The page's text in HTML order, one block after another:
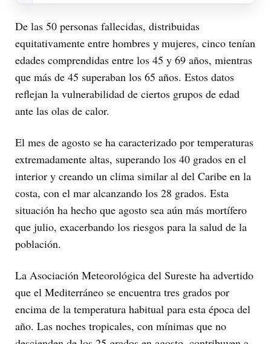
De las 50 personas fallecidas, distribuidas
equitativamente entre hombres y mujeres, cinco tenían
edades comprendidas entre los 45 y 69 años, mientras
que más de 45 superaban los 65 años. Estos datos
reflejan la vulnerabilidad de ciertos grupos de edad
ante las olas de calor.
El mes de agosto se ha caracterizado por temperaturas
extremadamente altas, superando los 40 grados en el
interior y creando un clima similar al del Caribe en la
costa, con el mar alcanzando los 28 grados. Esta
situación ha hecho que agosto sea aún más mortífero
que julio, exacerbando los riesgos para la salud de la
población.
La Asociación Meteorológica del Sureste ha advertido
que el Mediterráneo se encuentra tres grados por
encima de la temperatura habitual para esta época del
año. Las noches tropicales, con mínimas que no